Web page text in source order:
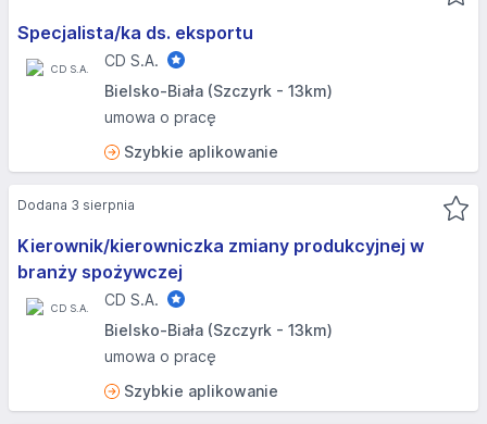
Specjalista/ka ds. eksportu
CD S.A.
Bielsko-Biała (Szczyrk - 13km)
umowa o pracę
Szybkie aplikowanie
Kierownik/kierowniczka zmiany produkcyjnej w
branży spożywczej
CD S.A.
Bielsko-Biała (Szczyrk - 13km)
umowa o pracę
Szybkie aplikowanie
Dodana 3 sierpnia